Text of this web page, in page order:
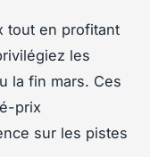
tout en profitant
les
la fin mars. Ces
prix
sur les pistes